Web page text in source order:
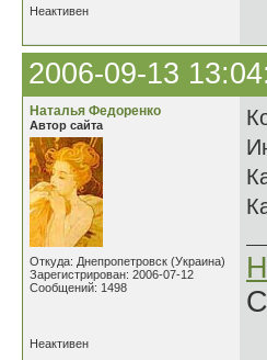
Неактивен
2006-09-13
Наталья Федоренко
Автор сайта
Откуда: Днепропетровск (Украина)
Зарегистрирован: 2006-07-12
Сообщений: 1498
Неактивен